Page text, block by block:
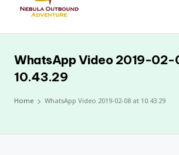
WhatsApp Video 2019-02-
10.43.29
Home WhatsApp Video 2019-02-08 at 10.43.29